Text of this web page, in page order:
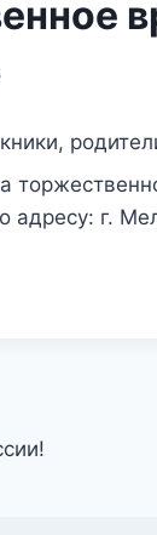
адресу: г.